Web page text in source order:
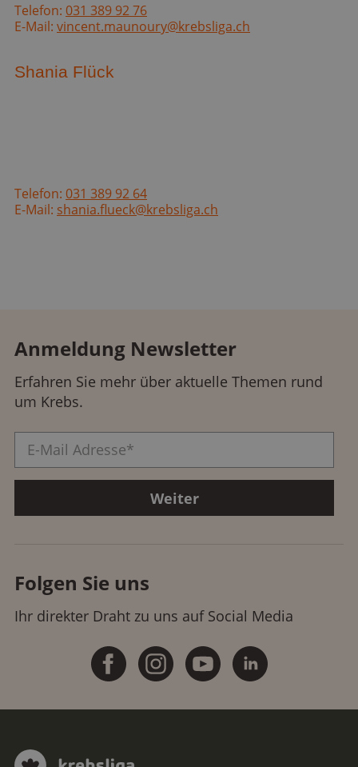
Telefon: 031 389 92 76
E-Mail: vincent.maunoury@krebsliga.ch
Shania Flück
Telefon: 031 389 92 64
E-Mail: shania.flueck@krebsliga.ch
Anmeldung Newsletter
Erfahren Sie mehr über aktuelle Themen rund
um Krebs.
Folgen Sie uns
Ihr direkter Draht zu uns auf Social Media